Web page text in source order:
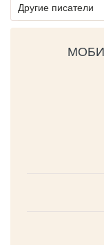
Другие писатели